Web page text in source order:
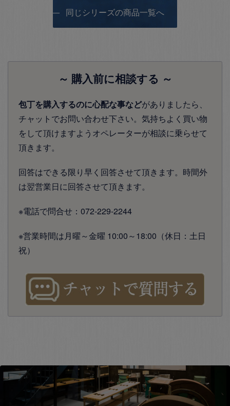
同じシリーズの商品一覧へ
～ 購入前に相談する ～
包丁を購入するのに心配な事などがありましたら、
チャットでお問い合わせ下さい。気持ちよく買い物
をして頂けますようオペレーターが相談に乗らせて
頂きます。
回答はできる限り早く回答させて頂きます。時間外
は翌営業日に回答させて頂きます。
※電話で問合せ：072-229-2244
※営業時間は月曜～金曜 10:00～18:00（休日：土日
祝）